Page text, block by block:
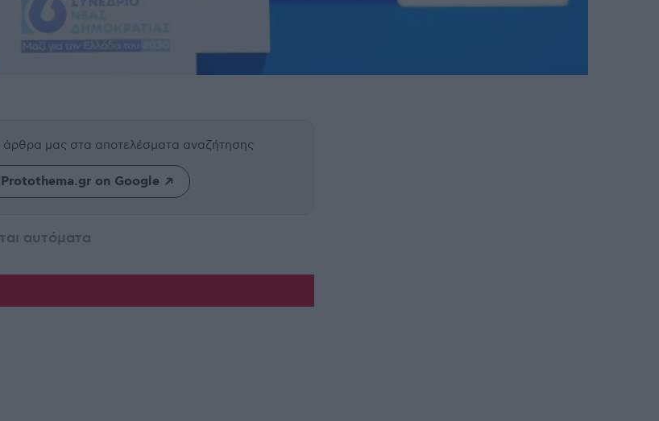
άρθρα μας στα αποτελέσματα αναζήτησης
on Google
αυτόματα